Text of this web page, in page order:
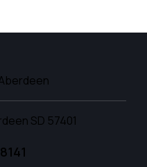
SD 57401